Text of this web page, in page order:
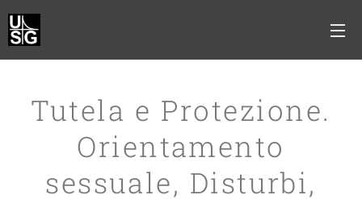
Tutela e Protezione.
Orientamento
sessuale, Disturbi,